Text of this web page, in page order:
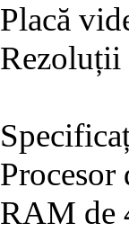
Placă
Rezoluții
Procesor
RAM de